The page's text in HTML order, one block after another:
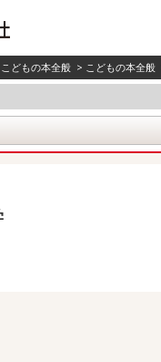
こどもの本全般 > こどもの本全般